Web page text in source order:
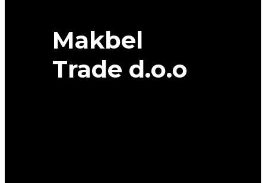
Makbel
Trade d.o.o